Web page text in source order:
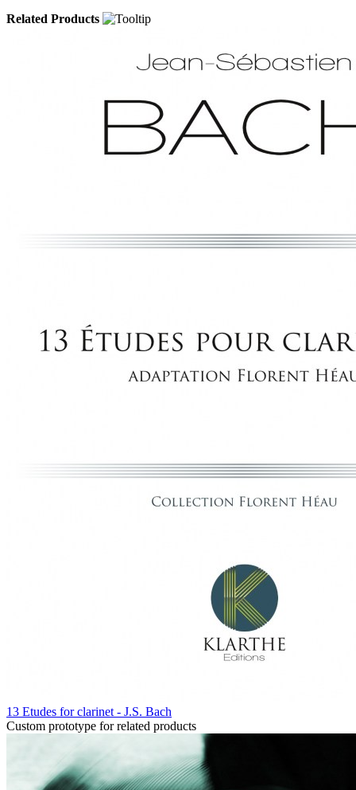
Related Products
13 Etudes for clarinet - J.S. Bach
Custom prototype for related products